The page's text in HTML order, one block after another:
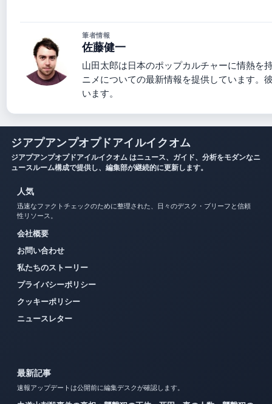
筆者情報
佐藤健一
山田太郎は日本のポップカルチャーに情熱を
ニメについての最新情報を提供しています。
います。
ジアプアンプオプドアイルイクオム
ジアプアンプオプドアイルイクオム はニュース、ガイド、分析をモダンなニ
ュースルーム構成で提供し、編集部が継続的に更新します。
人気
迅速なファクトチェックのために整理された、日々のデスク・ブリーフと信頼
性リソース。
会社概要
お問い合わせ
私たちのストーリー
プライバシーポリシー
クッキーポリシー
ニュースレター
最新記事
速報アップデートは公開前に編集デスクが確認します。